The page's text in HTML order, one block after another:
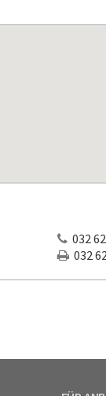
032
032